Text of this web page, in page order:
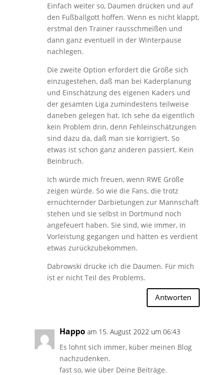
Einfach weiter so, Daumen drücken und auf
den Fußballgott hoffen. Wenn es nicht klappt,
erstmal den Trainer rausschmeißen und
dann ganz eventuell in der Winterpause
nachlegen.
Die zweite Option erfordert die Größe sich
einzugestehen, daß man bei Kaderplanung
und Einschätzung des eigenen Kaders und
der gesamten Liga zumindestens teilweise
daneben gelegen hat. Ich sehe da eigentlich
kein Problem drin, denn Fehleinschätzungen
sind dazu da, daß man sie korrigiert. So
etwas ist schon ganz anderen passiert. Kein
Beinbruch.
Ich würde mich freuen, wenn RWE Größe
zeigen würde. So wie die Fans, die trotz
ernüchternder Darbietungen zur Mannschaft
stehen und sie selbst in Dortmund noch
angefeuert haben. Sie sind, wie immer, in
Vorleistung gegangen und hätten es verdient
etwas zurückzubekommen.
Dabrowski drücke ich die Daumen. Für mich
ist er nicht Teil des Problems.
Antworten
Happo am 15. August 2022 um 06:43
Es lohnt sich immer, küber meinen Blog
nachzudenken.
fast so, wie über Deine Beiträge.